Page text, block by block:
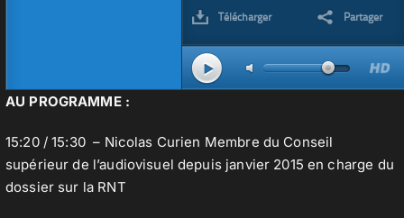
AU PROGRAMME :
15:20 / 15:30 – Nicolas Curien Membre du Conseil
supérieur de l’audiovisuel depuis janvier 2015 en charge du
dossier sur la RNT